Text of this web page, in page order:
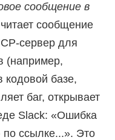
сообщение в
сообщение
сервер для
(например,
кодовой базе,
баг, открывает
Slack: «Ошибка
по ссылке...». Это